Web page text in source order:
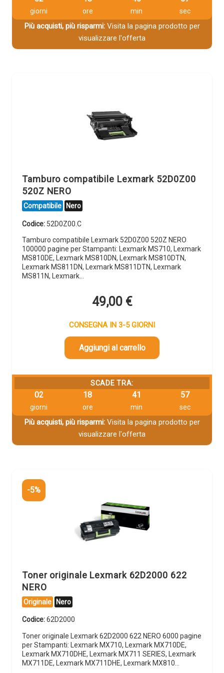
giorni ore min sec
Più acquisti, più risparmi:Visita la pagina prodotto per
visualizzare l'offerta
Tamburo compatibile Lexmark 52D0Z00
520Z NERO
Compatibile Nero
Codice: 52D0Z00.C
Tamburo compatibile Lexmark 52D0Z00 520Z NERO
100000 pagine per Stampanti: Lexmark MS710, Lexmark
MS810DE, Lexmark MS810DN, Lexmark MS810DTN,
Lexmark MS811DN, Lexmark MS811DTN, Lexmark
MS811N, Lexmark…
49,00 €
CONSEGNA IN 3-5 GIORNI
Aggiungi al carrello
SCADE TRA:
02
giorni
18
ore
41
min
56
sec
Più acquisti, più risparmi:Visita la pagina prodotto per
visualizzare l'offerta
-5%
Toner originale Lexmark 62D2000 622
NERO
Originale Nero
Codice:62D2000
Toner originale Lexmark 62D2000 622 NERO 6000 pagine
per Stampanti: Lexmark MX710, Lexmark MX710DE,
Lexmark MX710DHE, Lexmark MX711 SERIES, Lexmark
MX711DE, Lexmark MX711DHE, Lexmark MX810…